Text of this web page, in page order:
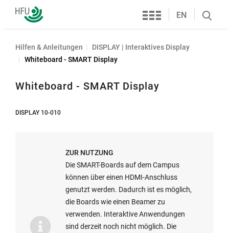
Hochschule
Furtwangen
Services
EN
Search
Hilfen & Anleitungen
DISPLAY | Interaktives Display
Whiteboard - SMART Display
Whiteboard - SMART Display
DISPLAY 10-010
ZUR NUTZUNG
Die SMART-Boards auf dem Campus
können über einen HDMI-Anschluss
genutzt werden. Dadurch ist es möglich,
die Boards wie einen Beamer zu
verwenden. Interaktive Anwendungen
sind derzeit noch nicht möglich. Die